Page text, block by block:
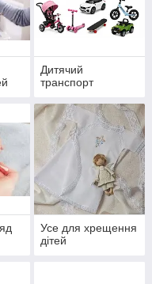
Дитячий
транспорт
Усе для хрещення
дітей